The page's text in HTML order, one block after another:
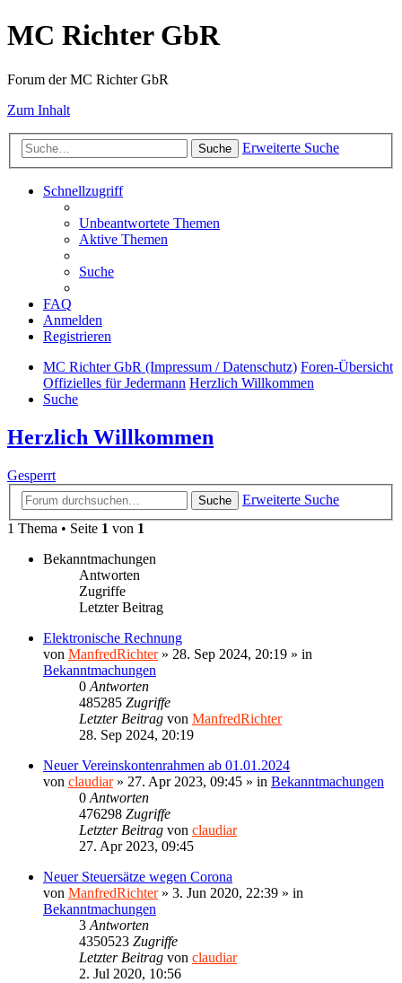
MC Richter GbR
Forum der MC Richter GbR
Zum Inhalt
Suche Erweiterte Suche
Schnellzugriff
Unbeantwortete Themen
Aktive Themen
Suche
FAQ
Anmelden
Registrieren
MC Richter GbR (Impressum / Datenschutz) Foren-Übersicht
Offizielles für Jedermann Herzlich Willkommen
Suche
Herzlich Willkommen
Gesperrt
Suche
Erweiterte Suche
1 Thema • Seite 1 von 1
Bekanntmachungen
Antworten
Zugriffe
Letzter Beitrag
Elektronische Rechnung
von ManfredRichter» 28. Sep 2024, 20:19 » in
Bekanntmachungen
0 Antworten
485285 Zugriffe
Letzter Beitrag von ManfredRichter
28. Sep 2024, 20:19
Neuer Vereinskontenrahmen ab 01.01.2024
von claudiar» 27. Apr 2023, 09:45 » in Bekanntmachungen
0 Antworten
476298 Zugriffe
Letzter Beitrag von claudiar
27. Apr 2023, 09:45
Neuer Steuersätze wegen Corona
von ManfredRichter» 3. Jun 2020, 22:39 » in
Bekanntmachungen
3 Antworten
4350523 Zugriffe
Letzter Beitrag von claudiar
2. Jul 2020, 10:56